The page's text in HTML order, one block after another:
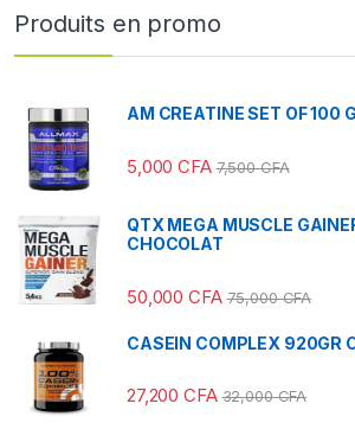
Produits en promo
AM CREATINE SET OF 100 G
5,000CFA 7,500CFA
QTX MEGA MUSCLE
CHOCOLAT
50,000CFA 75,000CFA
CASEIN COMPLEX 920GR
27,200CFA 32,000CFA